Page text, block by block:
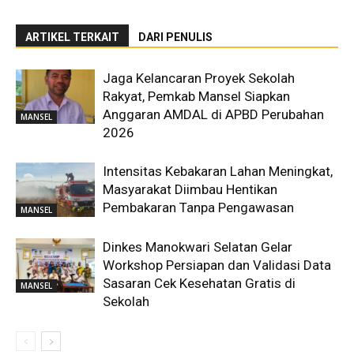
ARTIKEL TERKAIT DARI PENULIS
MANSEL
Jaga Kelancaran Proyek Sekolah
Rakyat, Pemkab Mansel Siapkan
Anggaran AMDAL di APBD Perubahan
2026
MANSEL
Intensitas Kebakaran Lahan Meningkat,
Masyarakat Diimbau Hentikan
Pembakaran Tanpa Pengawasan
MANSEL
Dinkes Manokwari Selatan Gelar
Workshop Persiapan dan Validasi Data
Sasaran Cek Kesehatan Gratis di
Sekolah